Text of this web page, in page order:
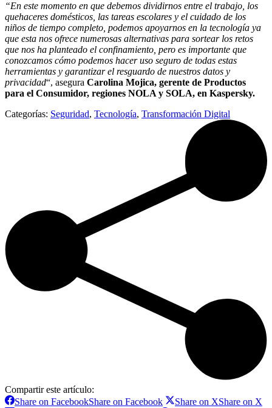
“En este momento en que debemos dividirnos entre el trabajo, los
quehaceres domésticos, las tareas escolares y el cuidado de los
niños de tiempo completo, podemos apoyarnos en la tecnología ya
que esta nos ofrece numerosas alternativas para sortear los retos
que nos ha planteado el confinamiento, pero es importante que
conozcamos cómo podemos hacer uso seguro de todas estas
herramientas y garantizar el resguardo de nuestros datos y
privacidad“, asegura Carolina Mojica, gerente de Productos
para el Consumidor, regiones NOLA y SOLA, en Kaspersky.
Categorías: Seguridad, Tecnología, Transformación Digital
Compartir este artículo:
Share on FacebookShare on Facebook Share on XShare on X